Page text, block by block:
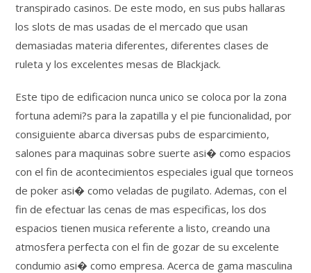
transpirado casinos. De este modo, en sus pubs hallaras
los slots de mas usadas de el mercado que usan
demasiadas materia diferentes, diferentes clases de
ruleta y los excelentes mesas de Blackjack.
Este tipo de edificacion nunca unico se coloca por la zona
fortuna ademi?s para la zapatilla y el pie funcionalidad, por
consiguiente abarca diversas pubs de esparcimiento,
salones para maquinas sobre suerte asi� como espacios
con el fin de acontecimientos especiales igual que torneos
de poker asi� como veladas de pugilato. Ademas, con el
fin de efectuar las cenas de mas especificas, los dos
espacios tienen musica referente a listo, creando una
atmosfera perfecta con el fin de gozar de su excelente
condumio asi� como empresa. Acerca de gama masculina